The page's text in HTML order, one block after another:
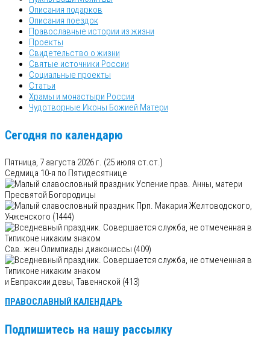
Описания подарков
Описания поездок
Православные истории из жизни
Проекты
Свидетельство о жизни
Святые источники России
Социальные проекты
Статьи
Храмы и монастыри России
Чудотворные Иконы Божией Матери
Сегодня по календарю
Пятница, 7 августа 2026 г. (25 июля ст.ст.)
Седмица 10-я по Пятидесятнице
Успение прав. Анны, матери
Пресвятой Богородицы
Прп. Макария Желтоводского,
Унженского (1444)
Свв. жен Олимпиады диакониссы (409)
и Евпраксии девы, Тавеннской (413)
ПРАВОСЛАВНЫЙ КАЛЕНДАРЬ
Подпишитесь на нашу рассылку